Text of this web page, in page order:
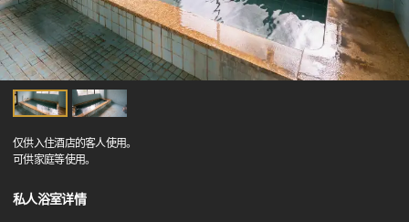
仅供入住酒店的客人使用。
可供家庭等使用。
私人浴室详情